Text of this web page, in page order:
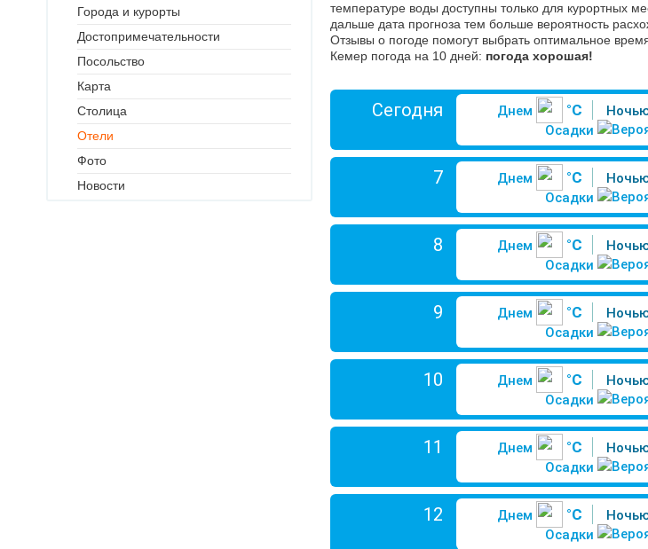
температуре воды доступны только для курортных
дальше дата прогноза тем больше вероятность
Отзывы о погоде помогут выбрать оптимальное
Кемер погода на 10 дней: погода хорошая!
Сегодня Днем °C
Осадки
7 Днем °C
Осадки
8 Днем °C
Осадки
9 Днем °C
Осадки
10 Днем °C
Осадки
11 Днем °C
Осадки
12 Днем °C
Осадки
Города и курорты
Достопримечательности
Посольство
Карта
Столица
Отели
Фото
Новости